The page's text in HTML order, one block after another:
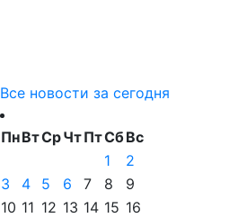
Все новости за сегодня
ПнВтСрЧтПтСбВс
1
2
3
4 5 6 7 8
9
10 11 12 13 14 15 16